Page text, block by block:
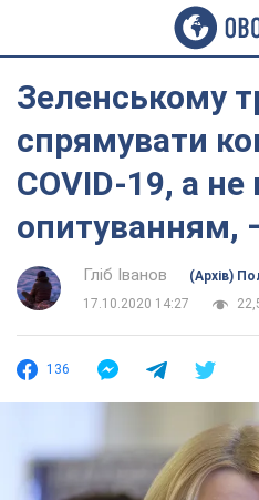
Зеленському
спрямувати
COVID-19, а не
опитуванням,
Гліб Іванов
(Архів)
17.10.2020 14:27
136